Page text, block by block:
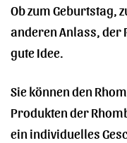
Ob zum Geburtstag,
anderen Anlass, der
gute Idee.
Sie können den
Produkten der
ein individuelles